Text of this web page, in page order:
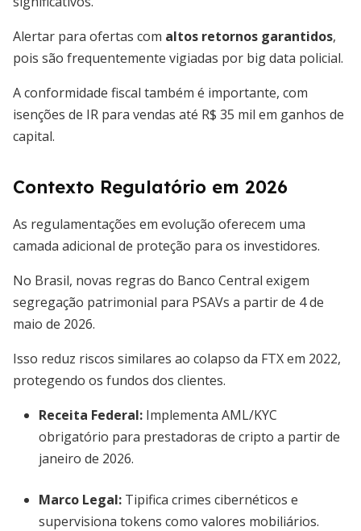
Alertar para ofertas com altos retornos garantidos,
pois são frequentemente vigiadas por big data policial.
A conformidade fiscal também é importante, com
isenções de IR para vendas até R$ 35 mil em ganhos de
capital.
Contexto Regulatório em 2026
As regulamentações em evolução oferecem uma
camada adicional de proteção para os investidores.
No Brasil, novas regras do Banco Central exigem
segregação patrimonial para PSAVs a partir de 4 de
maio de 2026.
Isso reduz riscos similares ao colapso da FTX em 2022,
protegendo os fundos dos clientes.
Receita Federal: Implementa AML/KYC
obrigatório para prestadoras de cripto a partir de
janeiro de 2026.
Marco Legal: Tipifica crimes cibernéticos e
supervisiona tokens como valores mobiliários.